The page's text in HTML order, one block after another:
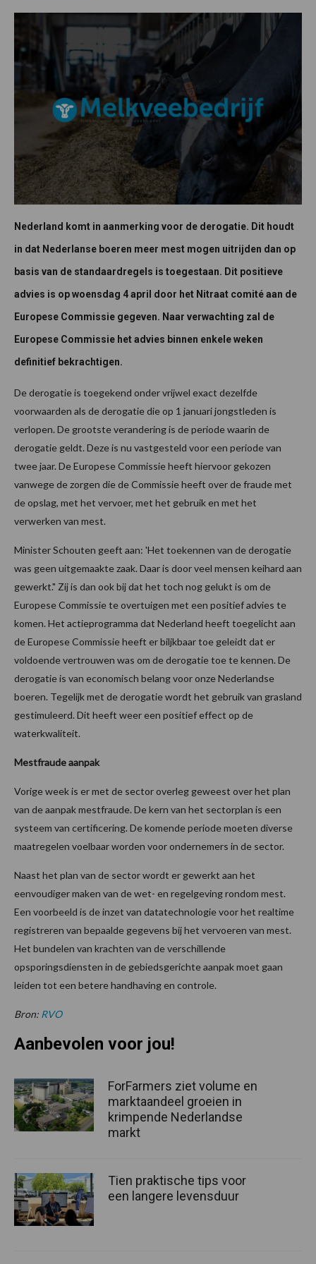
Nederland komt in aanmerking voor de derogatie. Dit houdt
in dat Nederlanse boeren meer mest mogen uitrijden dan op
basis van de standaardregels is toegestaan. Dit positieve
advies is op woensdag 4 april door het Nitraat comité aan de
Europese Commissie gegeven. Naar verwachting zal de
Europese Commissie het advies binnen enkele weken
definitief bekrachtigen.
De derogatie is toegekend onder vrijwel exact dezelfde
voorwaarden als de derogatie die op 1 januari jongstleden is
verlopen. De grootste verandering is de periode waarin de
derogatie geldt. Deze is nu vastgesteld voor een periode van
twee jaar. De Europese Commissie heeft hiervoor gekozen
vanwege de zorgen die de Commissie heeft over de fraude met
de opslag, met het vervoer, met het gebruik en met het
verwerken van mest.
Minister Schouten geeft aan: 'Het toekennen van de derogatie
was geen uitgemaakte zaak. Daar is door veel mensen keihard aan
gewerkt." Zij is dan ook bij dat het toch nog gelukt is om de
Europese Commissie te overtuigen met een positief advies te
komen. Het actieprogramma dat Nederland heeft toegelicht aan
de Europese Commissie heeft er biljkbaar toe geleidt dat er
voldoende vertrouwen was om de derogatie toe te kennen. De
derogatie is van economisch belang voor onze Nederlandse
boeren. Tegelijk met de derogatie wordt het gebruik van grasland
gestimuleerd. Dit heeft weer een positief effect op de
waterkwaliteit.
Mestfraude aanpak
Vorige week is er met de sector overleg geweest over het plan
van de aanpak mestfraude. De kern van het sectorplan is een
systeem van certificering. De komende periode moeten diverse
maatregelen voelbaar worden voor ondernemers in de sector.
Naast het plan van de sector wordt er gewerkt aan het
eenvoudiger maken van de wet- en regelgeving rondom mest.
Een voorbeeld is de inzet van datatechnologie voor het realtime
registreren van bepaalde gegevens bij het vervoeren van mest.
Het bundelen van krachten van de verschillende
opsporingsdiensten in de gebiedsgerichte aanpak moet gaan
leiden tot een betere handhaving en controle.
Bron: RVO
Aanbevolen voor jou!
ForFarmers ziet volume en
marktaandeel groeien in
krimpende Nederlandse
markt
Tien praktische tips voor
een langere levensduur